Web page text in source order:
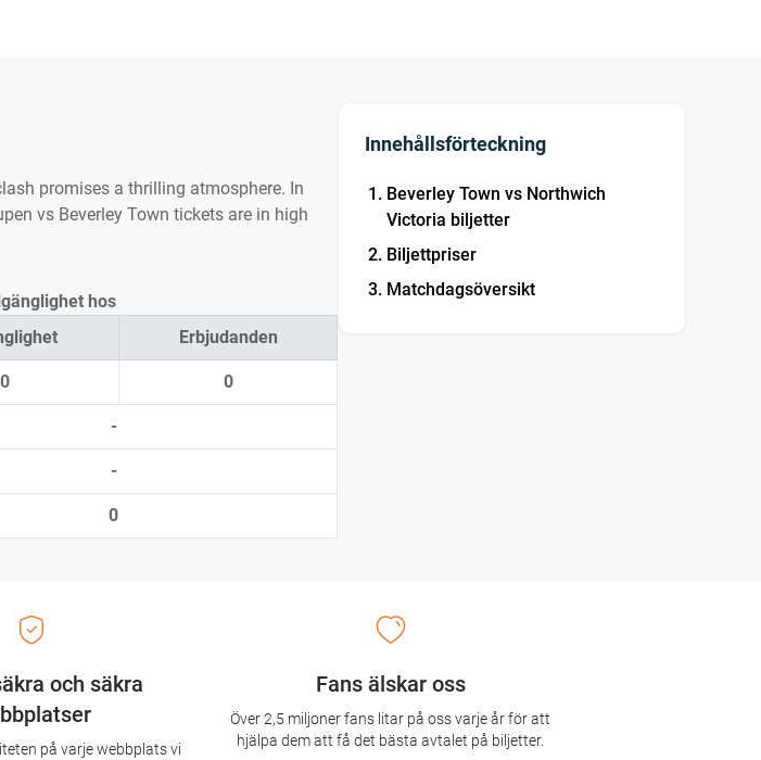
promises a thrilling atmosphere. In
vs Beverley Town tickets are in high
Erbjudanden
0 0
-
-
0
hos
Innehållsförteckning
Beverley Town vs Northwich
Victoria biljetter
Biljettpriser
Matchdagsöversikt
och säkra
på varje webbplats vi
Fans älskar oss
Över 2,5 miljoner fans litar på oss varje år för att
hjälpa dem att få det bästa avtalet på biljetter.